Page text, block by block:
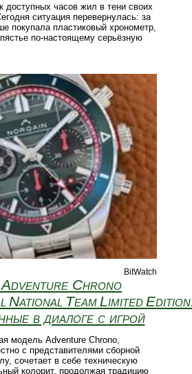
доступных часов жил в тени своих
ситуация перевернулась: за
покупала пластиковый хронометр,
по-настоящему серьёзную
BitWatch
Chrono
National Team Limited
в диалоге с игрой
модель Adventure Chrono,
с представителями сборной
сочетает в себе техническую
колорит, продолжая традицию